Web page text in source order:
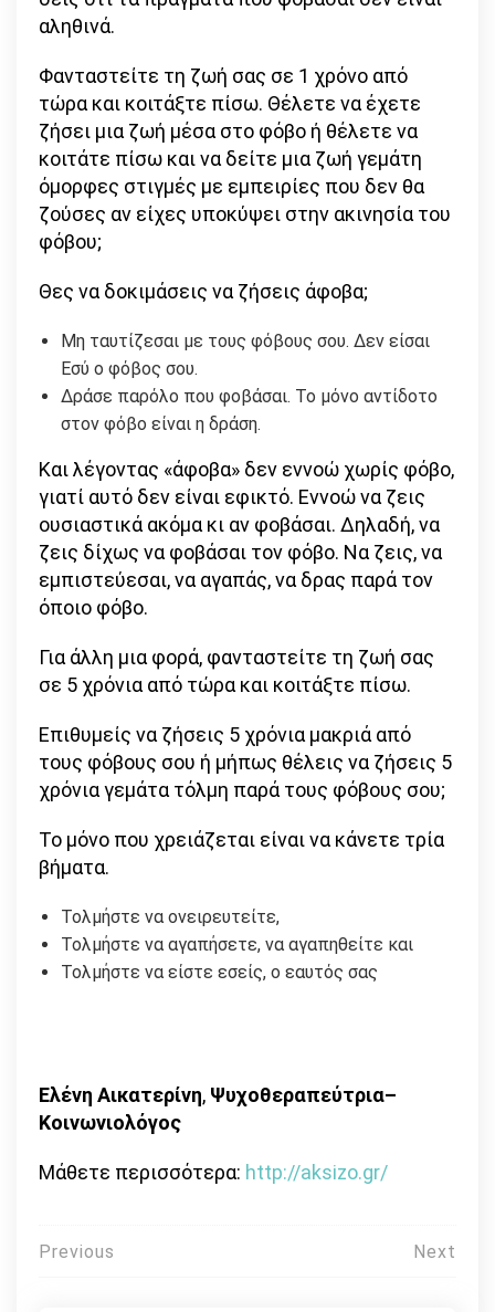
αληθινά.
Φανταστείτε τη ζωή σας σε 1 χρόνο από
τώρα και κοιτάξτε πίσω. Θέλετε να έχετε
ζήσει μια ζωή μέσα στο φόβο ή θέλετε να
κοιτάτε πίσω και να δείτε μια ζωή γεμάτη
όμορφες στιγμές με εμπειρίες που δεν θα
ζούσες αν είχες υποκύψει στην ακινησία του
φόβου;
Θες να δοκιμάσεις να ζήσεις άφοβα;
Μη ταυτίζεσαι με τους φόβους σου. Δεν είσαι
Εσύ ο φόβος σου.
Δράσε παρόλο που φοβάσαι. Το μόνο αντίδοτο
στον φόβο είναι η δράση.
Και λέγοντας «άφοβα» δεν εννοώ χωρίς φόβο,
γιατί αυτό δεν είναι εφικτό. Εννοώ να ζεις
ουσιαστικά ακόμα κι αν φοβάσαι. Δηλαδή, να
ζεις δίχως να φοβάσαι τον φόβο. Να ζεις, να
εμπιστεύεσαι, να αγαπάς, να δρας παρά τον
όποιο φόβο.
Για άλλη μια φορά, φανταστείτε τη ζωή σας
σε 5 χρόνια από τώρα και κοιτάξτε πίσω.
Επιθυμείς να ζήσεις 5 χρόνια μακριά από
τους φόβους σου ή μήπως θέλεις να ζήσεις 5
χρόνια γεμάτα τόλμη παρά τους φόβους σου;
Το μόνο που χρειάζεται είναι να κάνετε τρία
βήματα.
Τολμήστε να ονειρευτείτε,
Τολμήστε να αγαπήσετε, να αγαπηθείτε και
Τολμήστε να είστε εσείς, ο εαυτός σας
Ελένη Αικατερίνη, Ψυχοθεραπεύτρια–
Κοινωνιολόγος
Μάθετε περισσότερα: http://aksizo.gr/
Πλοήγηση
Previous Next